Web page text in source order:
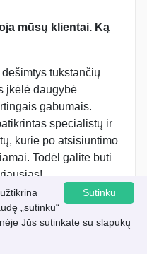
mūsų klientai. Ką
tūkstančių
įkėlė daugybė
gabumais.
specialistų ir
kurie po atsisiuntimo
Todėl galite būti
darbą
Sutinku
„sutinku“
Jūs sutinkate su slapukų